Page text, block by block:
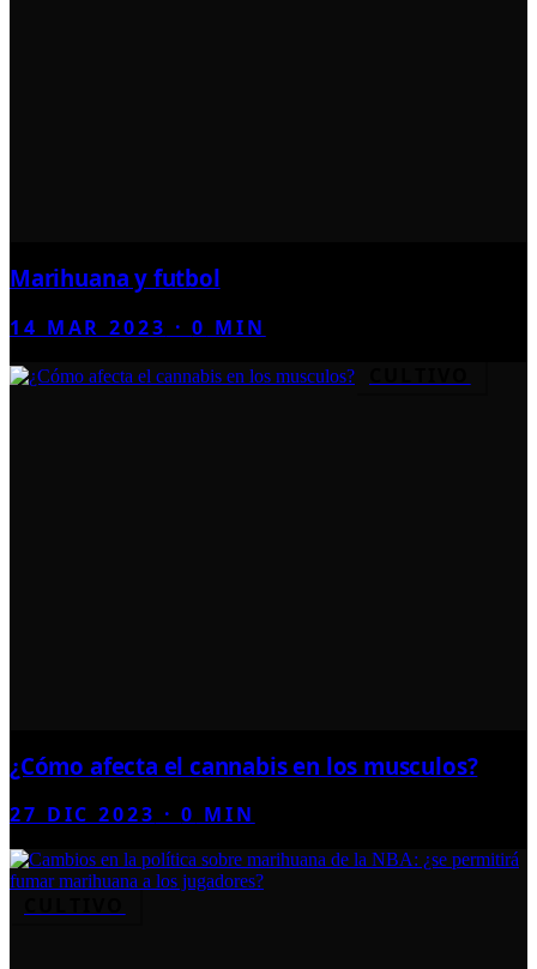
Marihuana y futbol
14 MAR 2023 ·0 MIN
¿Cómo afecta el cannabis en los musculos?
27 DIC 2023 ·0 MIN